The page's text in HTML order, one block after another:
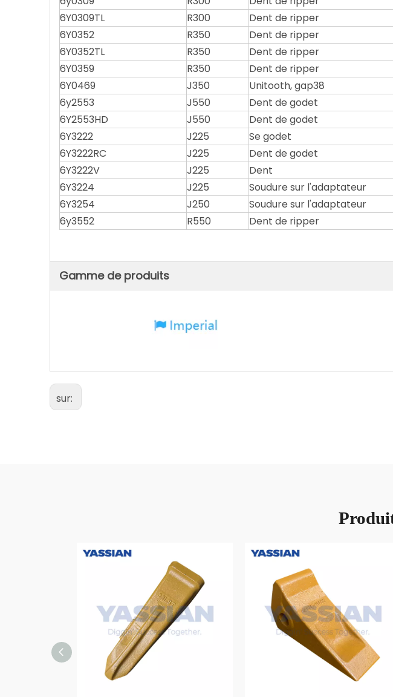
6Y0309TL
R300 Dent de ripper
6Y0352
R350 Dent de ripper
6Y0352TL
R350 Dent de ripper
6Y0359
R350 Dent de ripper
6Y0469
J350 Unitooth, gap38
6y2553
J550 Dent de godet
6Y2553HD
J550 Dent de godet
6Y3222
J225 Se godet
6Y3222RC
J225 Dent de godet
6Y3222V
J225 Dent
6Y3224
J225 Soudure sur l'adaptateur
6Y3254
J250 Soudure sur l'adaptateur
6y3552
R550 Dent de ripper
Gamme de produits
sur: